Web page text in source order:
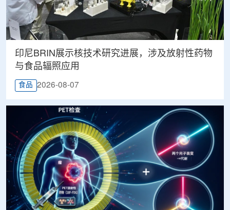
印尼BRIN展示核技术研究进展，涉及放射性药物
与食品辐照应用
食品 2026-08-07